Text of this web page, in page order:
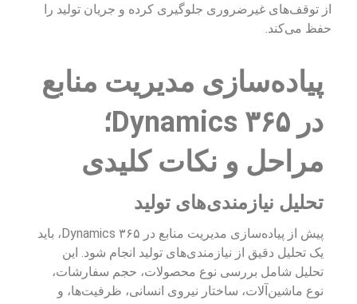
از توقف‌های غیرضروری جلوگیری کرده و جریان تولید را
حفظ می‌کند.
پیاده‌سازی مدیریت منابع
در Dynamics ۳۶۵؛
مراحل و نکات کلیدی
تحلیل نیازمندی‌های تولید
پیش از پیاده‌سازی مدیریت منابع در Dynamics ۳۶۵، باید
یک تحلیل دقیق از نیازمندی‌های تولید انجام شود. این
تحلیل شامل بررسی نوع محصولات، حجم سفارشات،
نوع ماشین‌آلات، ساختار نیروی انسانی، ظرفیت‌ها، و